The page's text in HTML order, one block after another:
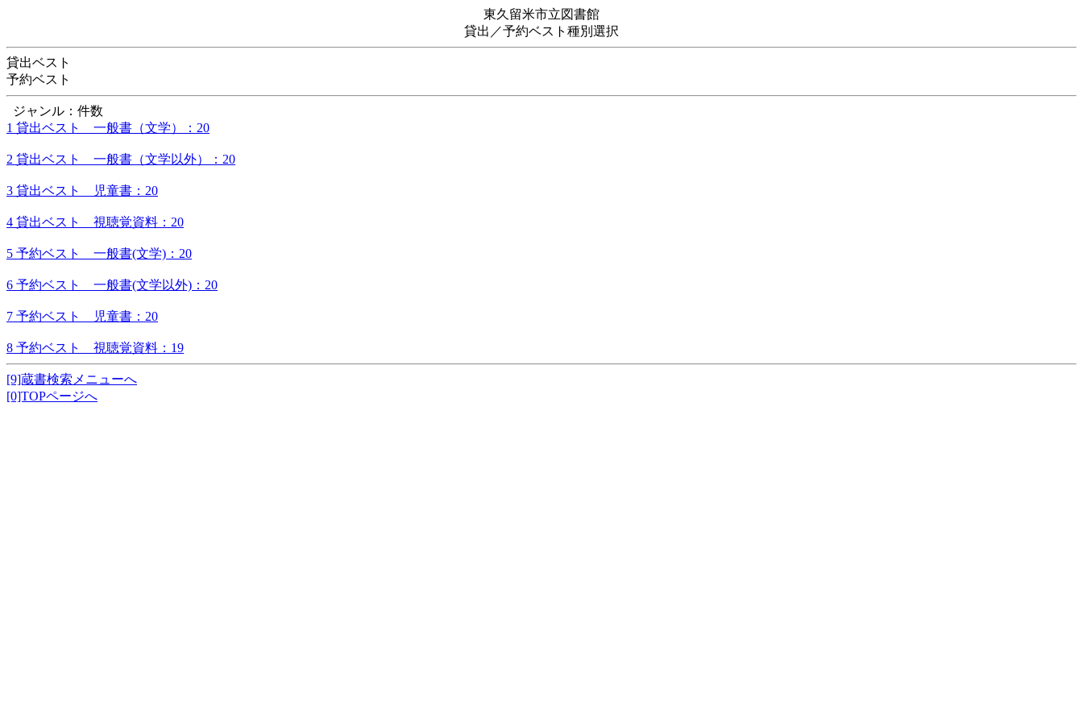
東久留米市立図書館
貸出／予約ベスト種別選択
貸出ベスト
予約ベスト
ジャンル：件数
1 貸出ベスト 一般書（文学）：20
2 貸出ベスト 一般書（文学以外）：20
3 貸出ベスト 児童書：20
4 貸出ベスト 視聴覚資料：20
5 予約ベスト 一般書(文学)：20
6 予約ベスト 一般書(文学以外)：20
7 予約ベスト 児童書：20
8 予約ベスト 視聴覚資料：19
[9]蔵書検索メニューへ
[0]TOPページへ